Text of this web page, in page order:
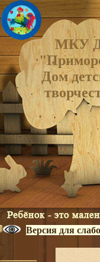
МКУ
Дом
Версия для